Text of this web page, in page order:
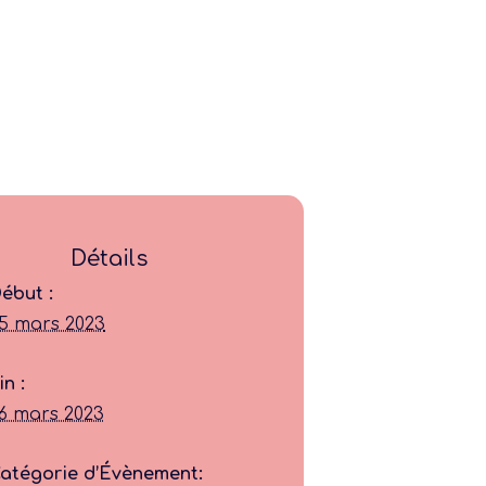
Jouer
Détails
:
mars 2023
:
mars 2023
d’Évènement: